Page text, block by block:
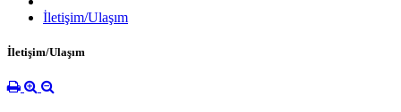
İletişim/Ulaşım
İletişim/Ulaşım